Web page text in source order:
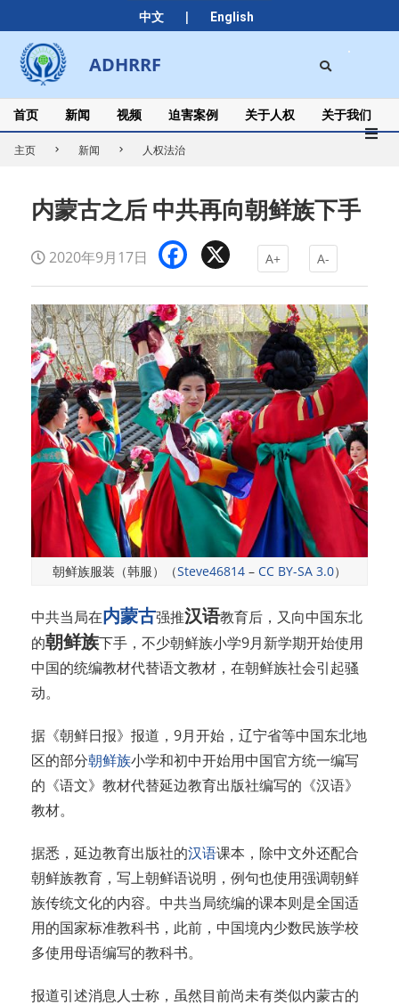
中文 | English
to
content
ADHRRF
Secondary
Navigation
Menu
首页 新闻 视频 迫害案例 关于人权 关于我们
主页 新闻 人权法治
内蒙古之后 中共再向朝鲜族下手
2020年9月17日 Facebook A+ A-
朝鲜族服装（韩服）（Steve46814 – CC BY-SA 3.0）
中共当局在内蒙古强推汉语教育后，又向中国东北
的朝鲜族下手，不少朝鲜族小学9月新学期开始使用
中国的统编教材代替语文教材，在朝鲜族社会引起骚
动。
据《朝鲜日报》报道，9月开始，辽宁省等中国东北地
区的部分朝鲜族小学和初中开始用中国官方统一编写
的《语文》教材代替延边教育出版社编写的《汉语》
教材。
据悉，延边教育出版社的汉语课本，除中文外还配合
朝鲜族教育，写上朝鲜语说明，例句也使用强调朝鲜
族传统文化的内容。中共当局统编的课本则是全国适
用的国家标准教科书，此前，中国境内少数民族学校
多使用母语编写的教科书。
报道引述消息人士称，虽然目前尚未有类似内蒙古的